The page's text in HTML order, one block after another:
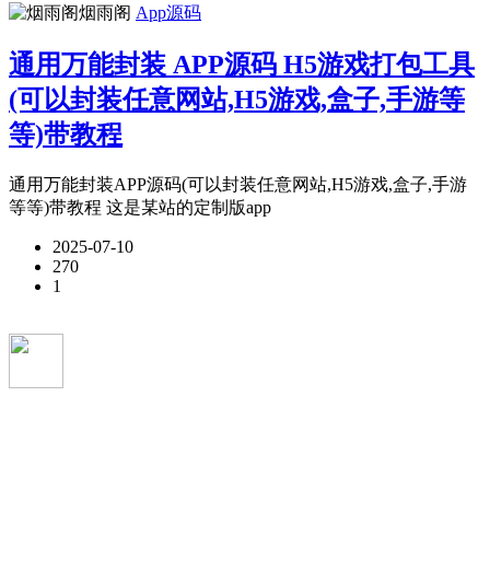
烟雨阁 App源码
通用万能封装 APP源码 H5游戏打包工具
(可以封装任意网站,H5游戏,盒子,手游等
等)带教程
通用万能封装APP源码(可以封装任意网站,H5游戏,盒子,手游
等等)带教程 这是某站的定制版app
2025-07-10
270
1